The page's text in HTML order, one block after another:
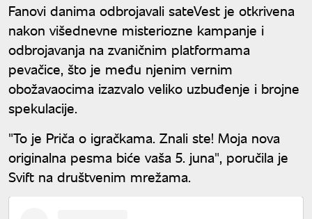
Fanovi danima odbrojavali sateVest je otkrivena
nakon višednevne misteriozne kampanje i
odbrojavanja na zvaničnim platformama
pevačice, što je među njenim vernim
obožavaocima izazvalo veliko uzbuđenje i brojne
spekulacije.
"To je Priča o igračkama. Znali ste! Moja nova
originalna pesma biće vaša 5. juna", poručila je
Svift na društvenim mrežama.